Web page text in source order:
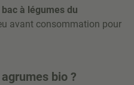
bac à légumes du
avant consommation pour
bio ?